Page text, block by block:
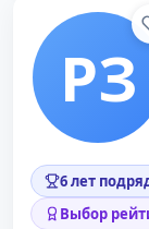
РЗ
6 лет
Выбор